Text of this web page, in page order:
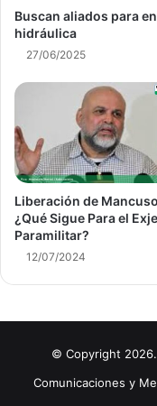
Buscan aliados para
hidráulica
27/06/2025
Liberación de
¿Qué Sigue Para el
Paramilitar?
12/07/2024
© Copyright
Comunicaciones y